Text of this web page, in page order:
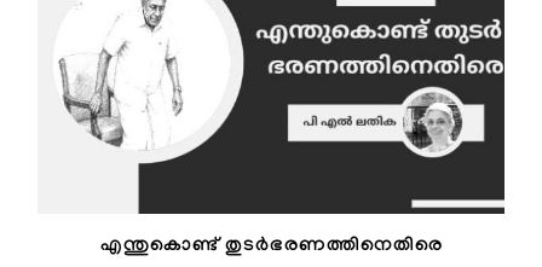
എന്തുകൊണ്ട് തുടർഭരണത്തിനെതിരെ